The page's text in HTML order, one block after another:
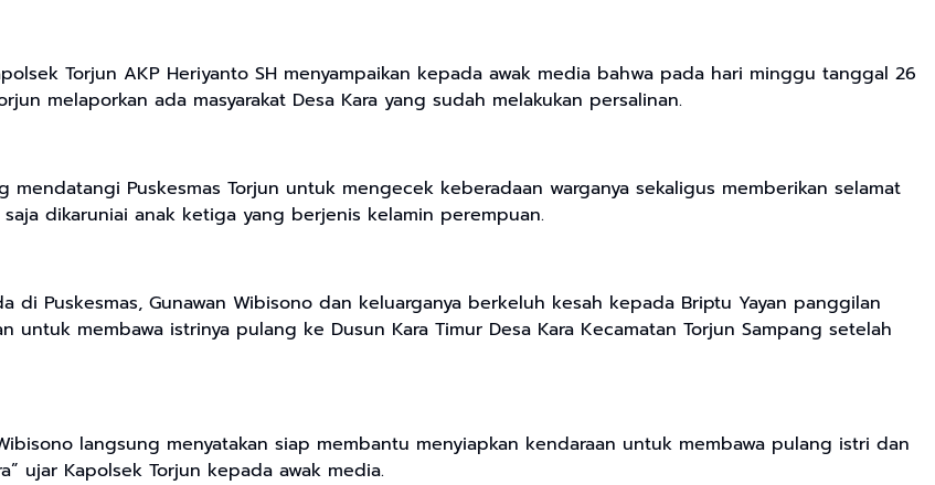
Torjun AKP Heriyanto SH menyampaikan kepada awak media bahwa pada hari minggu tanggal 26
melaporkan ada masyarakat Desa Kara yang sudah melakukan persalinan.
Puskesmas Torjun untuk mengecek keberadaan warganya sekaligus memberikan selamat
dikaruniai anak ketiga yang berjenis kelamin perempuan.
di Puskesmas, Gunawan Wibisono dan keluarganya berkeluh kesah kepada Briptu Yayan panggilan
membawa istrinya pulang ke Dusun Kara Timur Desa Kara Kecamatan Torjun Sampang setelah
langsung menyatakan siap membantu menyiapkan kendaraan untuk membawa pulang istri dan
ujar Kapolsek Torjun kepada awak media.